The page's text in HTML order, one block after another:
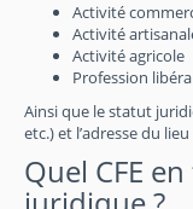
Activité
Activité
Activité agricole
Profession
Ainsi que le statut
etc.) et l’adresse du
Quel CFE